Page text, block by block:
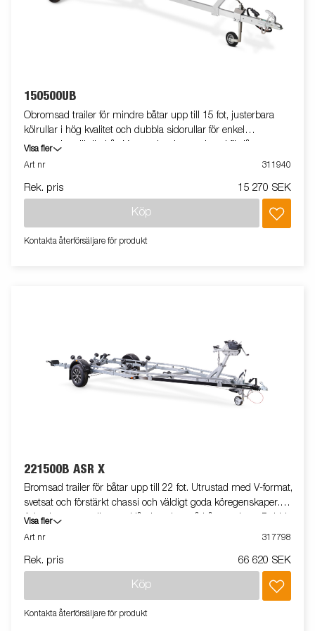
150500UB
Obromsad trailer för mindre båtar upp till 15 fot, justerbara
kölrullar i hög kvalitet och dubbla sidorullar för enkel
anpassning till din båt. Varmgalvaniserat chassi för lång
hållbarhet. Elen är helt skyddad i båttrailerns chassi. Vattentäta
lampor som inte behöver tas bort vid av- och pålastning av din
Visa fler
Art nr
311940
Rek. pris 15 270 SEK
Köp
Kontakta återförsäljare för produkt
221500B ASR X
Bromsad trailer för båtar upp till 22 fot. Utrustad med V-format,
svetsat och förstärkt chassi och väldigt goda köregenskaper.
Adaptiva superrullar med låg inverkan på båtens skrov. Dubbla
Adaptiva vaggor som automatiskt anpassar sig till båtens skrov.
skyddad i båttrailerns chassi. Vattentäta hjullager förlänger
justera, vinschtornet är även utrustat med en extra
säkerhetsvajer för användning vid transport. Justerbar
teleskopisk belysningsenhet gör det lättare att använda
Visa fler
Art nr
317798
Rek. pris 66 620 SEK
Köp
Kontakta återförsäljare för produkt